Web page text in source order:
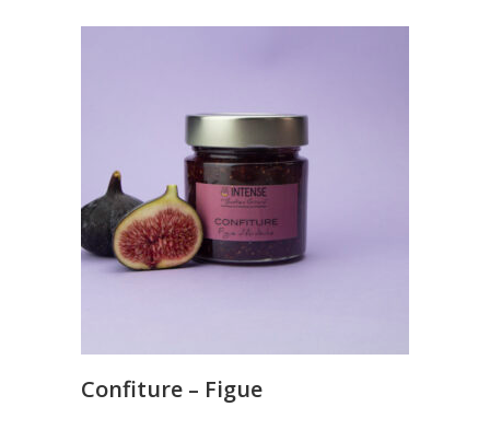
42,00 €
a
Les
options
peuvent
sur
Confiture – Figue